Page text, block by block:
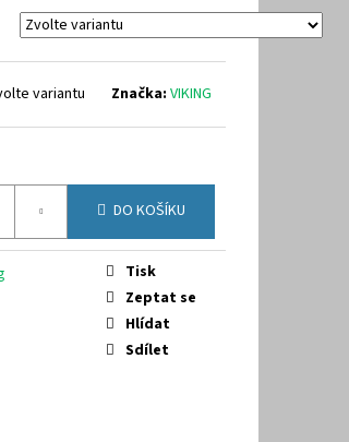
variantu Značka: VIKING
DO KOŠÍKU
Tisk
Zeptat se
Hlídat
Sdílet